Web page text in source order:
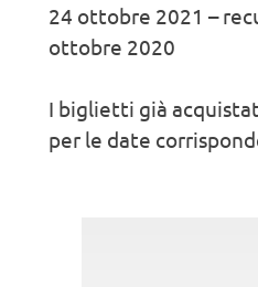
24 ottobre 2021 –
ottobre 2020
I biglietti già
per le date